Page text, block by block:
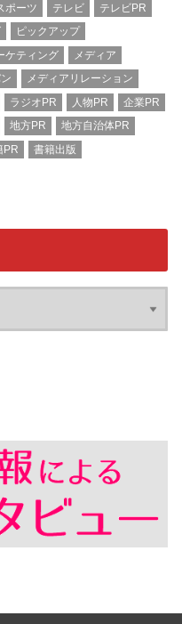
ポーツ テレビ
テレビPR
ピックアップ
ケティング
メディア
メディアリレーション
ラジオPR 人物PR
企業PR
地方PR
地方自治体PR
PR
書籍出版